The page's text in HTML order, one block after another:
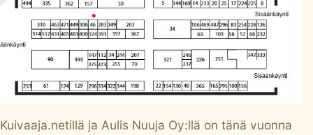
Kuivaaja.netillä ja Aulis Nuuja Oy:llä on tänä vuonna